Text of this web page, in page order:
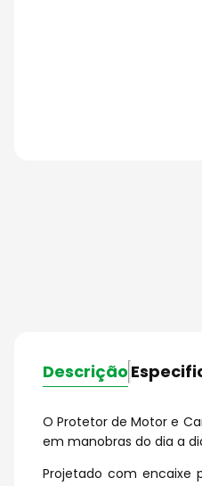
Descrição
O Protetor de Motor e
em manobras do dia a
Projetado com encaixe